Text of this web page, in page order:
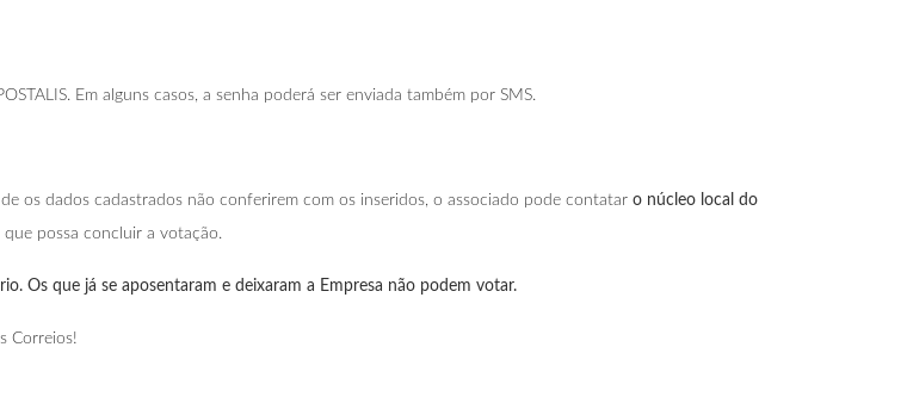
Em alguns casos, a senha poderá ser enviada também por SMS.
os dados cadastrados não conferirem com os inseridos, o associado pode contatar o núcleo local do
possa concluir a votação.
Os que já se aposentaram e deixaram a Empresa não podem votar.
Correios!